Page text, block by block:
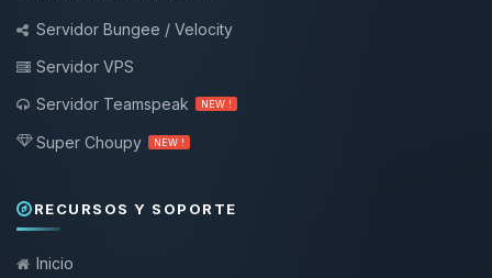
Servidor Bungee / Velocity
Servidor VPS
Servidor Teamspeak
NEW !
Super Choupy NEW !
RECURSOS Y SOPORTE
Inicio